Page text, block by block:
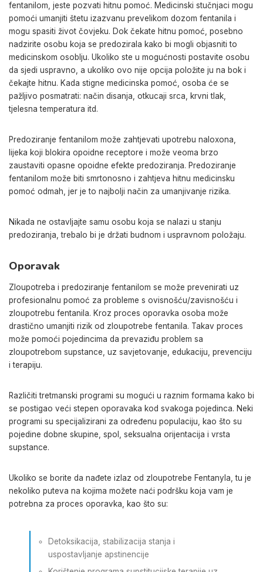
fentanilom, jeste pozvati hitnu pomoć. Medicinski stučnjaci mogu
pomoći umanjiti štetu izazvanu prevelikom dozom fentanila i
mogu spasiti život čovjeku. Dok čekate hitnu pomoć, posebno
nadzirite osobu koja se predozirala kako bi mogli objasniti to
medicinskom osoblju. Ukoliko ste u mogućnosti postavite osobu
da sjedi uspravno, a ukoliko ovo nije opcija položite ju na bok i
čekajte hitnu. Kada stigne medicinska pomoć, osoba će se
pažljivo posmatrati: način disanja, otkucaji srca, krvni tlak,
tjelesna temperatura itd.
Predoziranje fentanilom može zahtjevati upotrebu naloxona,
lijeka koji blokira opoidne receptore i može veoma brzo
zaustaviti opasne opoidne efekte predoziranja. Predoziranje
fentanilom može biti smrtonosno i zahtjeva hitnu medicinsku
pomoć odmah, jer je to najbolji način za umanjivanje rizika.
Nikada ne ostavljajte samu osobu koja se nalazi u stanju
predoziranja, trebalo bi je držati budnom i uspravnom položaju.
Oporavak
Zloupotreba i predoziranje fentanilom se može prevenirati uz
profesionalnu pomoć za probleme s ovisnošću/zavisnošću i
zloupotrebu fentanila. Kroz proces oporavka osoba može
drastično umanjiti rizik od zloupotrebe fentanila. Takav proces
može pomoći pojedincima da prevaziđu problem sa
zloupotrebom supstance, uz savjetovanje, edukaciju, prevenciju
i terapiju.
Različiti tretmanski programi su mogući u raznim formama kako bi
se postigao veći stepen oporavaka kod svakoga pojedinca. Neki
programi su specijalizirani za određenu populaciju, kao što su
pojedine dobne skupine, spol, seksualna orijentacija i vrsta
supstance.
Ukoliko se borite da nađete izlaz od zloupotrebe Fentanyla, tu je
nekoliko puteva na kojima možete naći podršku koja vam je
potrebna za proces oporavka, kao što su:
Detoksikacija, stabilizacija stanja i
uspostavljanje apstinencije